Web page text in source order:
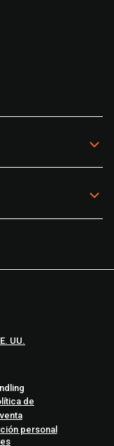
UU.
de
personal